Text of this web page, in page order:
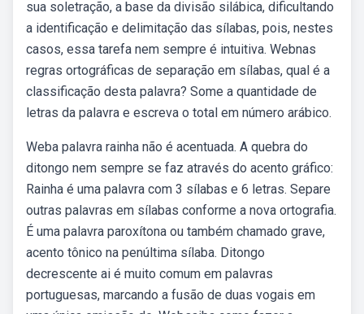
sua soletração, a base da divisão silábica, dificultando
a identificação e delimitação das sílabas, pois, nestes
casos, essa tarefa nem sempre é intuitiva. Webnas
regras ortográficas de separação em sílabas, qual é a
classificação desta palavra? Some a quantidade de
letras da palavra e escreva o total em número arábico.
Weba palavra rainha não é acentuada. A quebra do
ditongo nem sempre se faz através do acento gráfico:
Rainha é uma palavra com 3 sílabas e 6 letras. Separe
outras palavras em sílabas conforme a nova ortografia.
É uma palavra paroxítona ou também chamado grave,
acento tônico na penúltima sílaba. Ditongo
decrescente ai é muito comum em palavras
portuguesas, marcando a fusão de duas vogais em